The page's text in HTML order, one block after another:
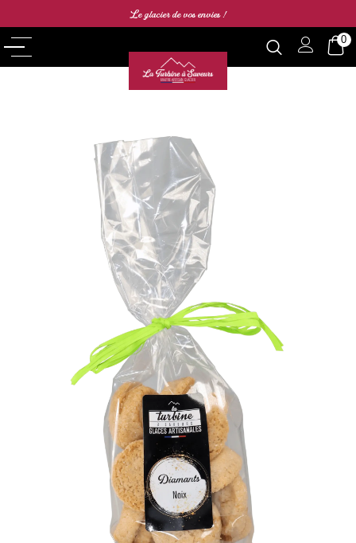
Le glacier de vos envies !
0